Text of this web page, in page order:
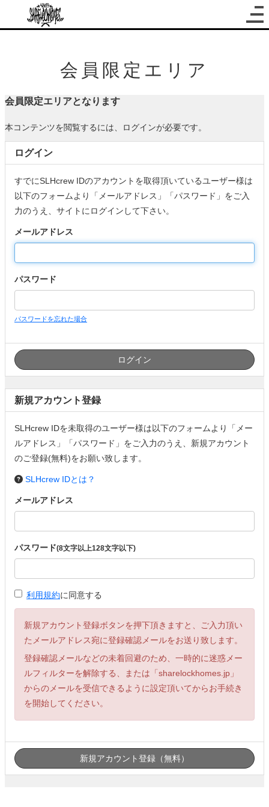
会員限定エリア
会員限定エリアとなります
本コンテンツを閲覧するには、ログインが必要です。
ログイン
すでにSLHcrew IDのアカウントを取得頂いているユーザー様は
以下のフォームより「メールアドレス」「パスワード」をご入
力のうえ、サイトにログインして下さい。
メールアドレス
パスワード
パスワードを忘れた場合
新規アカウント登録
SLHcrew IDを未取得のユーザー様は以下のフォームより「メー
ルアドレス」「パスワード」をご入力のうえ、新規アカウント
のご登録(無料)をお願い致します。
SLHcrew IDとは？
メールアドレス
パスワード(8文字以上128文字以下)
利用規約に同意する
新規アカウント登録ボタンを押下頂きますと、ご入力頂い
たメールアドレス宛に登録確認メールをお送り致します。
登録確認メールなどの未着回避のため、一時的に迷惑メー
ルフィルターを解除する、または「sharelockhomes.jp」
からのメールを受信できるように設定頂いてからお手続き
を開始してください。